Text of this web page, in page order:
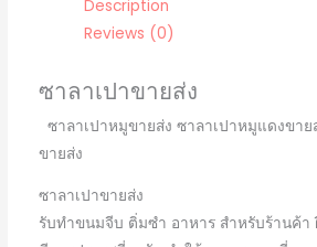
Description
Reviews (0)
ซาลาเปาขายส่ง
ซาลาเปาหมูขายส่ง ซาลาเปาหมูแดงขาย
ขายส่ง
ซาลาเปาขายส่ง
รับทำขนมจีบ ติ่มซำ อาหาร สำหรับร้านค้า